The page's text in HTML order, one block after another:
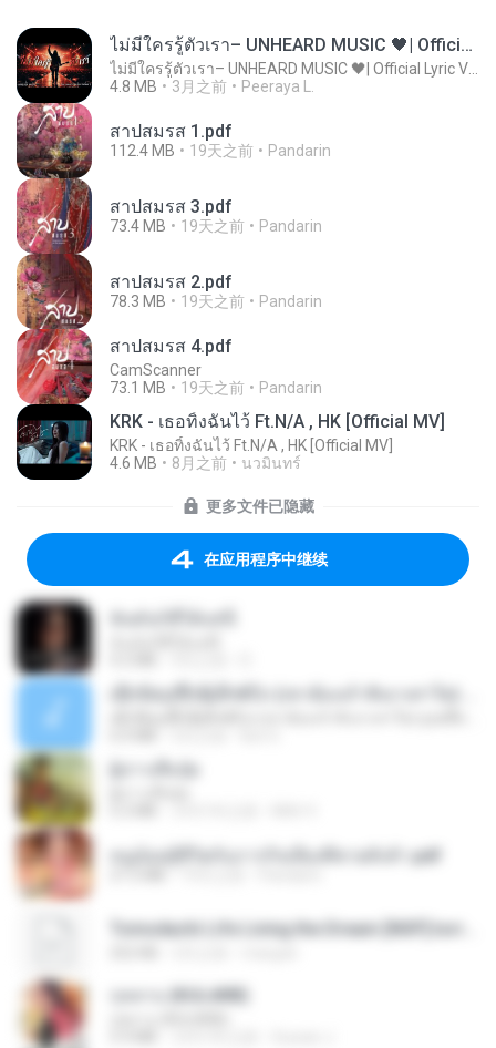
ไม่มีใครรู้ตัวเรา– UNHEARD MUSIC 🖤| Official Lyric Video | เพลงสู้ชีวิต
4.8 MB
3月之前 Peeraya L.
สาปสมรส 1.pdf
112.4 MB 19天之前 Pandarin
สาปสมรส 3.pdf
73.4 MB 19天之前 Pandarin
สาปสมรส 2.pdf
78.3 MB 19天之前 Pandarin
สาปสมรส 4.pdf
CamScanner
73.1 MB
19天之前 Pandarin
KRK - เธอทิ้งฉันไว้ Ft.N/A , HK [Official MV]
KRK - เธอทิ้งฉันไว้ Ft.N/A , HK [Official MV]
4.6 MB
8月之前 นวมินทร์
更多文件已隐藏
在应用程序中继续
หนูน้อยสู้ชีวิตกับภารกิจเลี้ยงพี่ชายทั้งห้า.pdf
กุหลาบ (KULARB)